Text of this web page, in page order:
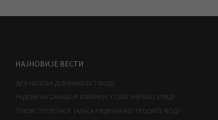
НАЈНОВИЈЕ ВЕСТИ
ДЕО НАСЕЉА ДУВАНИКА БЕЗ ВОДЕ
РАДОВИ НА САНАЦИЈИ ХАВАРИЈЕ У САВЕЗНИЧКОЈ УЛИЦИ
ТОКОМ ТОПЛОТНОГ ТАЛАСА РАЦИОНАЛНО ТРОШИТЕ ВОДУ